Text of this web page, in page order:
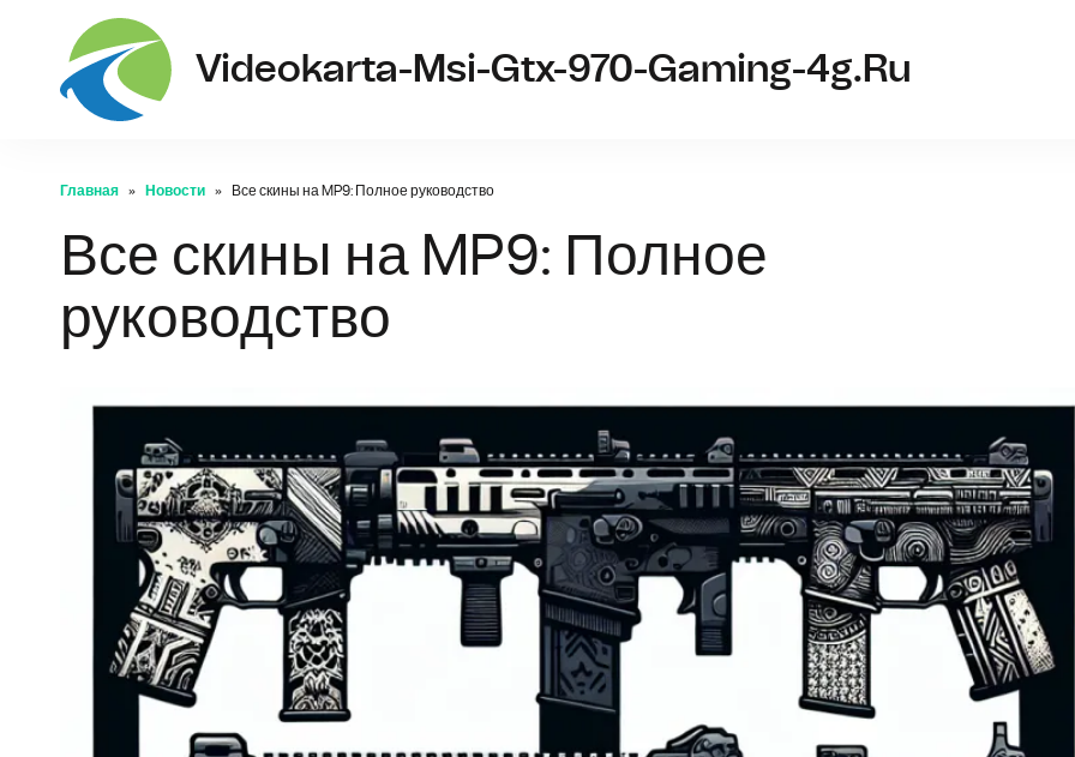
Videokarta-Msi-Gtx-970-Gaming-4g.ru
Главная Новости Все скины на MP9: Полное руководство
Все скины на MP9: Полное
руководство